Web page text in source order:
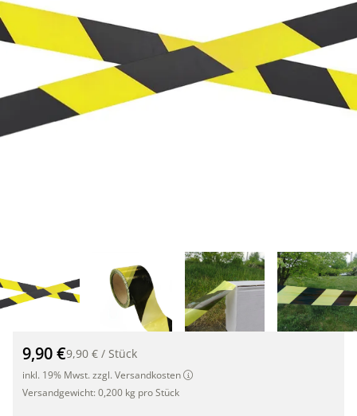
Warnband, Absperrband schwarz/gelb, 70mm x
9,90 €9,90 € / Stück
inkl. 19% Mwst. zzgl. Versandkosten
Versandgewicht: 0,200 kg pro Stück